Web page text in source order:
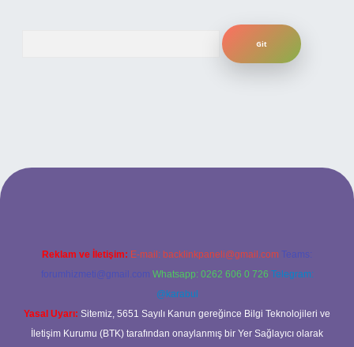
giriş
Reklam ve İletişim: E-mail: backlinkpaneli@gmail.com Teams:
forumhizmeti@gmail.com Whatsapp: 0262 606 0 726 Telegram:
@karabul
Yasal Uyarı: Sitemiz, 5651 Sayılı Kanun gereğince Bilgi Teknolojileri ve
İletişim Kurumu (BTK) tarafından onaylanmış bir Yer Sağlayıcı olarak